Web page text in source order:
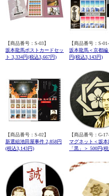
【商品番号：S-03】
坂本龍馬ポストカードセッ
ト 3,334円(税込3,667円)
【商品番号：S-
坂本龍馬＜京都編
円(税込3,143円)
【商品番号：S-02】
新選組池田屋事件 2,858円
(税込3,143円)
【商品番号：G-
マグネット＜坂本
「黒」＞ 500円(